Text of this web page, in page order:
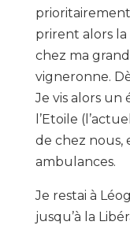
prirent alors la
chez ma
vigneronne.
Je vis alors un
l’Etoile
de chez nous,
ambulances.
Je restai à
jusqu’à la